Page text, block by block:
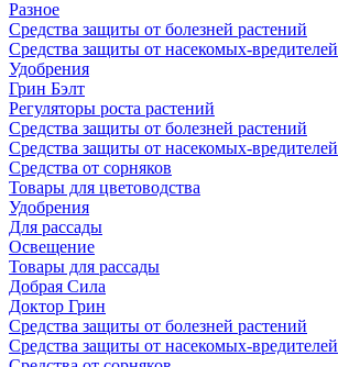
Разное
Средства защиты от болезней растений
Средства защиты от насекомых-вредителей
Удобрения
Грин Бэлт
Регуляторы роста растений
Средства защиты от болезней растений
Средства защиты от насекомых-вредителей
Средства от сорняков
Товары для цветоводства
Удобрения
Для рассады
Освещение
Товары для рассады
Добрая Сила
Доктор Грин
Средства защиты от болезней растений
Средства защиты от насекомых-вредителей